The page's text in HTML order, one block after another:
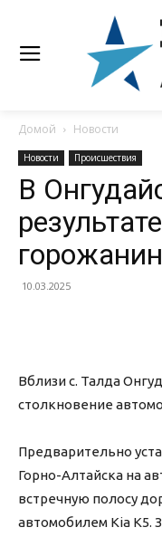
Домой Новости
Новости Происшествия
В
горожанин
10.03.2025
Вблизи с. Талда
столкновение
Предварительно
Горно-Алтайска на
встречную полосу
автомобилем Kia K5.